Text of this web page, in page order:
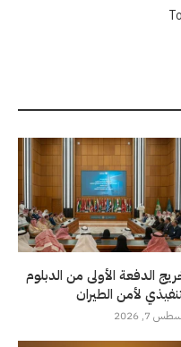
الدفعة الأولى من الدبلوم
لأمن الطيران
7, 2026